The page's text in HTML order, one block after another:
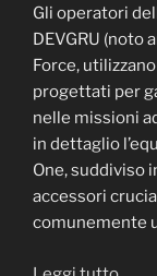
Gli operatori
DEVGRU (noto
Force,
progettati per
nelle missioni
in dettaglio
One, suddiviso
accessori
comunemente